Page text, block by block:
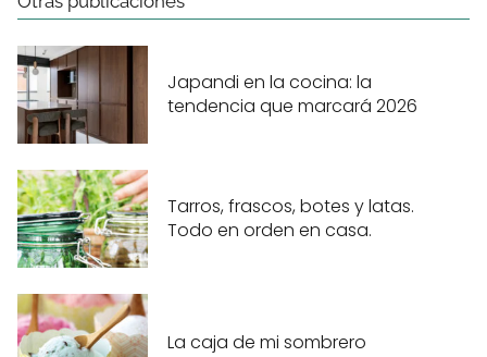
Japandi en la cocina: la
tendencia que marcará 2026
Tarros, frascos, botes y latas.
Todo en orden en casa.
La caja de mi sombrero